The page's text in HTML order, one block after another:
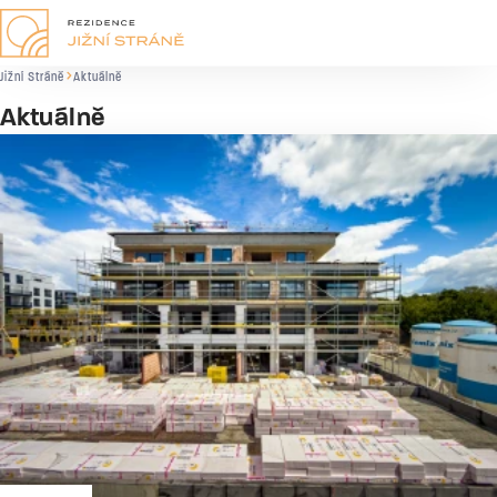
Aktuálně
Jižní Stráně Aktuálně